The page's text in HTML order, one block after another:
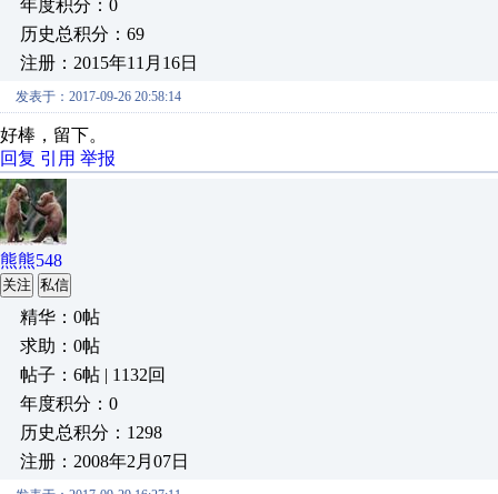
年度积分：0
历史总积分：69
注册：2015年11月16日
发表于：2017-09-26 20:58:14
好棒，留下。
回复 引用 举报
熊熊548
关注 私信
精华：0帖
求助：0帖
帖子：6帖 | 1132回
年度积分：0
历史总积分：1298
注册：2008年2月07日